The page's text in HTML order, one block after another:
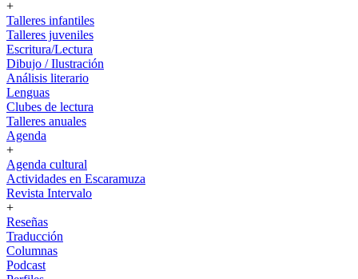
+
Talleres infantiles
Talleres juveniles
Escritura/Lectura
Dibujo / Ilustración
Análisis literario
Lenguas
Clubes de lectura
Talleres anuales
Agenda
+
Agenda cultural
Actividades en Escaramuza
Revista Intervalo
+
Reseñas
Traducción
Columnas
Podcast